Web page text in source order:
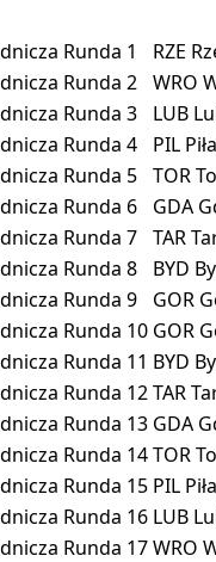
Runda 1 RZE
Runda 2 WRO
Runda 3 LUB
Runda 4 PIL Piła
Runda 5 TOR
Runda 6 GDA
Runda 7 TAR
Runda 8 BYD
Runda 9 GOR
Runda 10 GOR
Runda 11 BYD
Runda 12TAR
Runda 13 GDA
Runda 14TOR
Runda 15 PIL Piła
Runda 16 LUB
Runda 17WRO